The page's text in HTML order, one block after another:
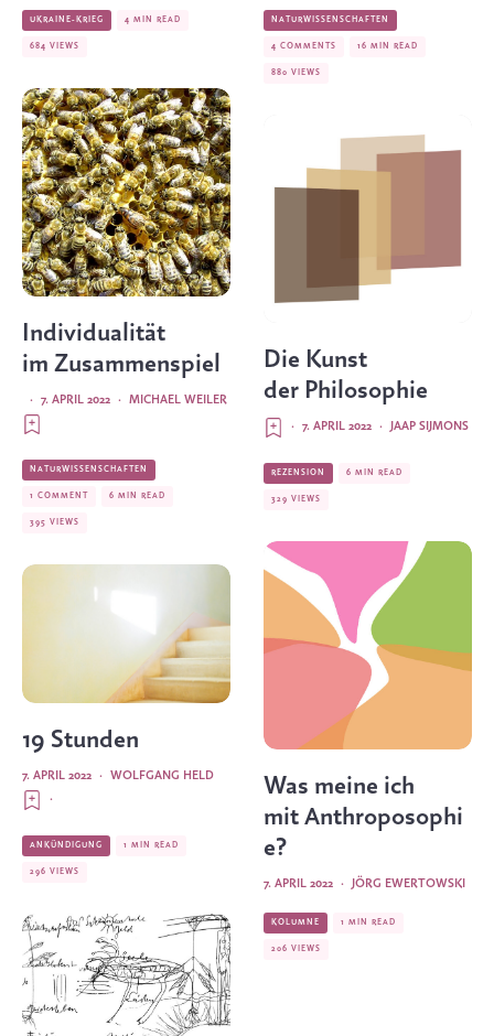
UKRAINE-KRIEG 4 MIN READ
684 VIEWS
Individualität
im Zusammenspiel
MICHAEL WEILER
·
7. APRIL 2022
·
NATURWISSENSCHAFTEN
1 COMMENT 6 MIN READ
395 VIEWS
19 Stunden
WOLFGANG HELD
·
7. APRIL 2022
·
ANKÜNDIGUNG 1 MIN READ
296 VIEWS
NATURWISSENSCHAFTEN
4 COMMENTS 16 MIN READ
880 VIEWS
Die Kunst
der Philosophie
JAAP SIJMONS
·
7. APRIL 2022
·
REZENSION 6 MIN READ
329 VIEWS
Was meine ich
mit Anthroposophi
e?
JÖRG EWERTOWSKI
·
7. APRIL 2022
KOLUMNE 1 MIN READ
206 VIEWS